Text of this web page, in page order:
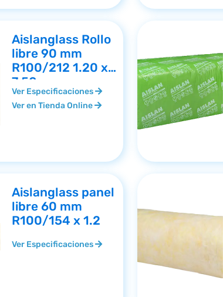
Aislanglass Rollo
libre 90 mm
R100/212 1.20 x
7.50
Ver Especificaciones
Ver en Tienda Online
Aislanglass panel
libre 60 mm
R100/154 x 1.2
Ver Especificaciones